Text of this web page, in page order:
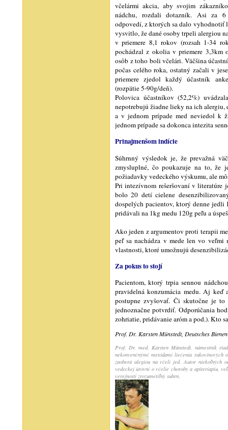
včelármi akcia, aby svojim
nádchu, rozdali dotazník. Asi za 6
odpovedí, z ktorých sa dalo vyhodnotiť
vysvitlo, že dané osoby trpeli alergiou
v priemere 8,1 rokov (rozsah 1-34
pochádzal z okolia v priemere 3,3km
osôb z toho boli včelári. Väčšina
počas celého roka, ostatný začali v
priemere zjedol každý účastník
(rozpätie 5-90g/deň).
Polovica účastníkov (52,2%)
nepotrebujú žiadne lieky na ich alergiu,
a v jednom prípade med neviedol k
jednom prípade sa dokonca intezita
Prinajmenšom indície
Súhrnný výsledok je, že prevažná
zmysluplné, čo poukazuje na to, že
požiadavky vedeckého výskumu, ale
Pri intezívnom rešeršovaní v literatúre
bolo 20 detí cielene
dospelých pacientov, ktorý denne jedli
pridávali na 1kg medu 120g peľu a
Ako jeden z argumentov proti terapii
peľ sa nachádza v mede len vo veľmi
vlastnosti, ktoré umožnujú
Za pokus to stojí
Pacientom, ktorý trpia sennou
pravidelná konzumácia medu. Aj keď
postupne zvyšovať. Či skutočne je
jednoznačne potvrdiť. Odporúčania
zohriatie, pridávanie aróm a pod.). Kto
Prof. Dr. Karsten Münstedt, Deutsches
Prof. Dr. med. Karsten Münstedt, námestník
nekonvenčnými metódami liečenia
zaoberá alegiou na včelí jed. Autor niekoľných
vedeckej úrovni o včelie choroby a apiteriapiu,
verejnosti zrozumetiľný súhrn.